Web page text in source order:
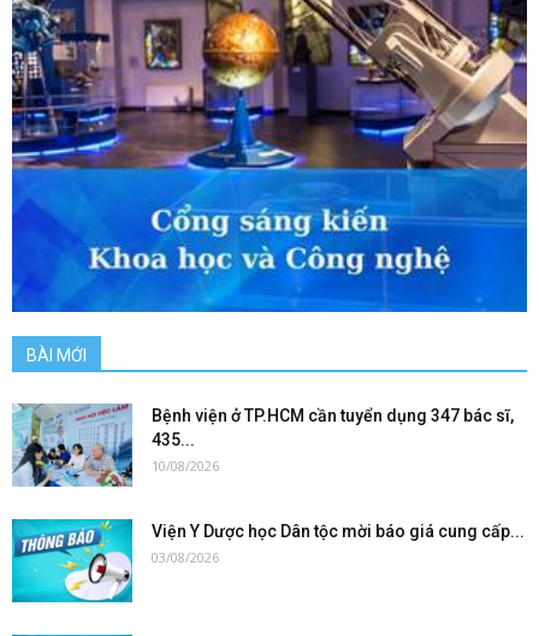
BÀI MỚI
Bệnh viện ở TP.HCM cần tuyển dụng 347 bác sĩ,
435...
10/08/2026
Viện Y Dược học Dân tộc mời báo giá cung cấp...
03/08/2026